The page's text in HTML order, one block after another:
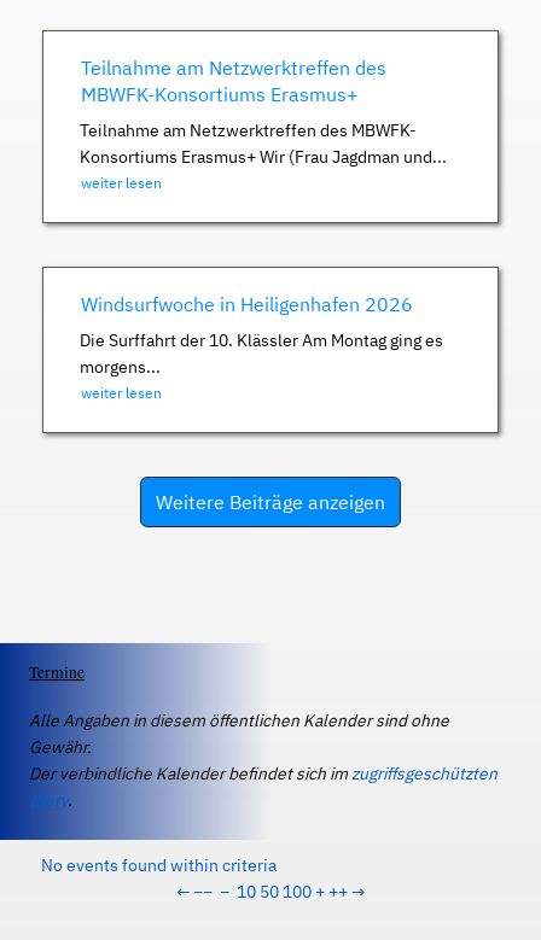
Teilnahme am Netzwerktreffen des
MBWFK-Konsortiums Erasmus+
Teilnahme am Netzwerktreffen des MBWFK-
Konsortiums Erasmus+ Wir (Frau Jagdman und...
weiter lesen
Windsurfwoche in Heiligenhafen 2026
Die Surffahrt der 10. Klässler Am Montag ging es
morgens...
weiter lesen
Weitere Beiträge anzeigen
Termine
Alle Angaben in diesem öffentlichen Kalender sind ohne
Gewähr.
Der verbindliche Kalender befindet sich imzugriffsgeschützten
IServ.
No events found within criteria
← −− − 10 50 100 + ++→